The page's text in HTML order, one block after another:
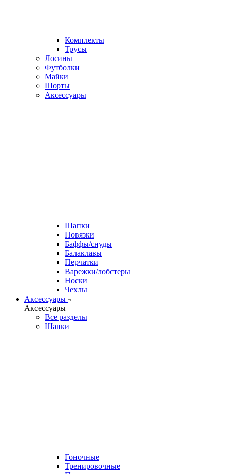
Комплекты
Трусы
Лосины
Футболки
Майки
Шорты
Аксессуары
Шапки
Повязки
Баффы/снуды
Балаклавы
Перчатки
Варежки/лобстеры
Носки
Чехлы
Аксессуары
Аксессуары
Все разделы
Шапки
Гоночные
Тренировочные